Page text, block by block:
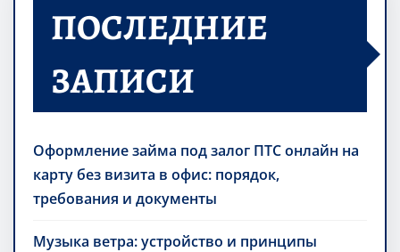
ПОСЛЕДНИЕ
ЗАПИСИ
Оформление займа под залог ПТС онлайн на
карту без визита в офис: порядок,
требования и документы
Музыка ветра: устройство и принципы